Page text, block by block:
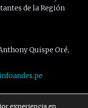
de la Región
Quispe Oré,
experiencia en